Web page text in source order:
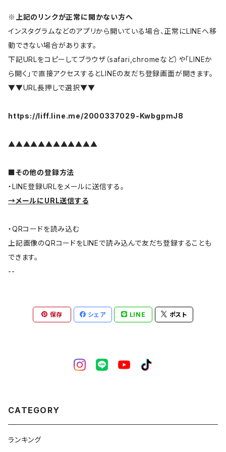
※上記のリンクが正常に開かない方へ
インスタグラムなどのアプリから開いている場合、正常にLINEへ移
動できない場合があります。
下記URLをコピーしてブラウザ（safari,chromeなど）や「LINEか
ら開く」で直接アクセスするとLINEの友だち登録画面が開きます。
▼▼URL長押しで選択▼▼
https://liff.line.me/2000337029-KwbgpmJ8
▲▲▲▲▲▲▲▲▲▲▲▲
■その他の登録方法
・LINE登録URLをメールに送信する。
→メールにURL送信する
・QRコードを読み込む
上記画像のQRコードをLINEで読み込んで友だち登録することも
できます。
--
保存 シェア LINE ポスト
CATEGORY
ランキング